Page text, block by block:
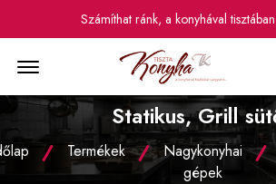
Számíthat ránk, a konyhával
Statikus, Grill
Termékek
Nagykonyhai
gépek